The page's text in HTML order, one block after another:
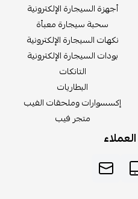
أجهزة السيجارة الإلكترونية
سحبة سيجارة معبأة
نكهات السيجارة الإلكترونية
بودات السيجارة الإلكترونية
التانكات
البطاريات
إكسسوارات وملحقات الفيب
متجر فيب